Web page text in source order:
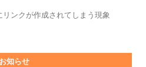
リンクが作成されてしまう現象
お知らせ